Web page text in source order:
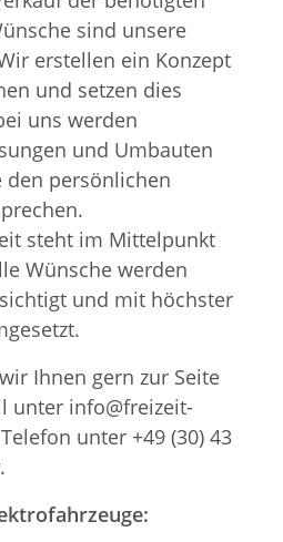
sind unsere
erstellen ein Konzept
und setzen dies
uns werden
und Umbauten
persönlichen
steht im Mittelpunkt
Wünsche werden
und mit höchster
Ihnen gern zur Seite
unter info@freizeit-
unter +49 (30) 43